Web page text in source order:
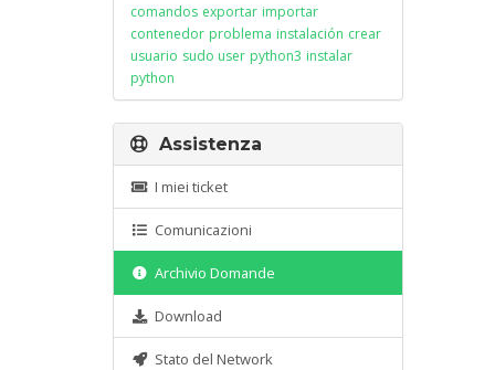
comandos exportar importar
contenedor problema instalación crear
usuario sudo user python3 instalar
python
Assistenza
I miei ticket
Comunicazioni
Archivio Domande
Download
Stato del Network